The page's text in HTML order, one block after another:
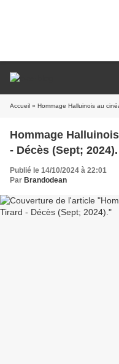
Accueil » Hommage Halluinois au
Hommage
- Décès (Sept; 2024).
Publié le 14/10/2024 à 22:01
Par Brandodean